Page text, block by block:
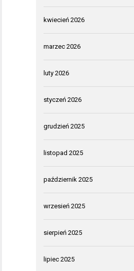
kwiecień 2026
marzec 2026
luty 2026
styczeń 2026
grudzień 2025
listopad 2025
październik 2025
wrzesień 2025
sierpień 2025
lipiec 2025